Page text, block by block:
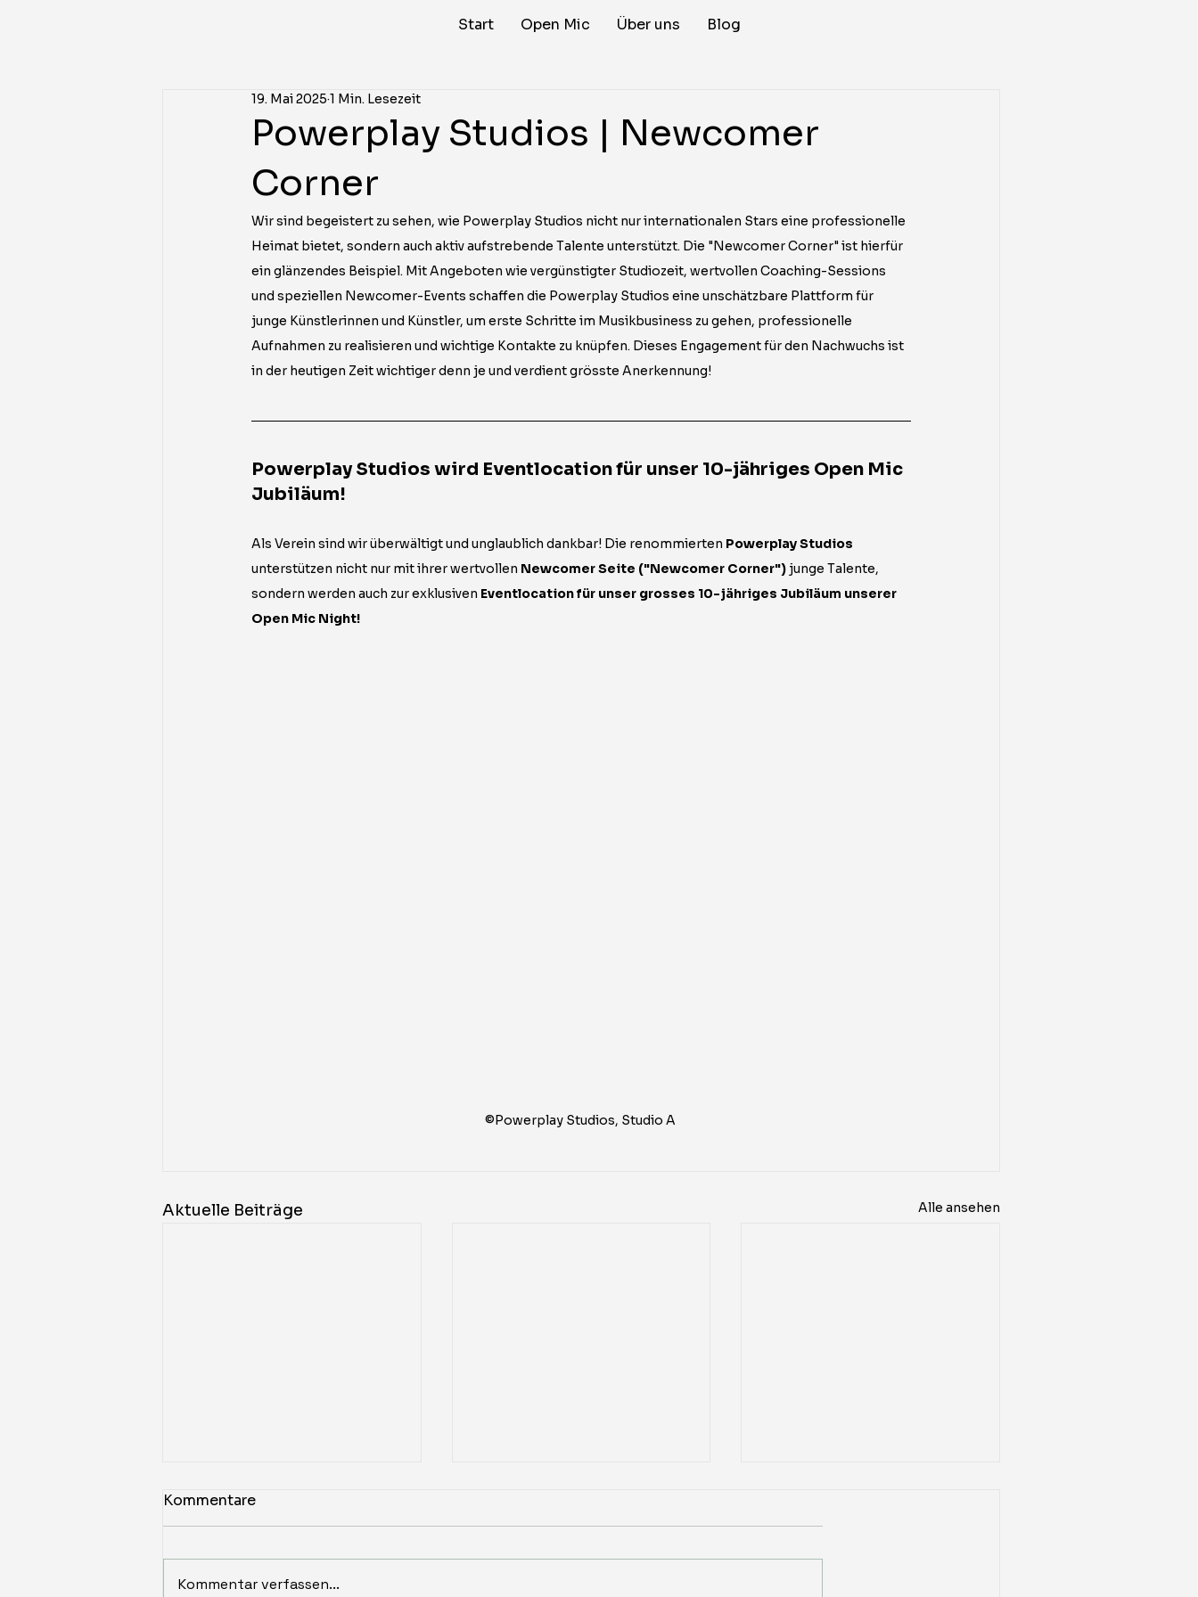
Start Open Mic Über uns Blog
Powerplay Studios | Newcomer
Corner
19. Mai 2025 1 Min. Lesezeit
Wir sind begeistert zu sehen, wie Powerplay Studios nicht nur internationalen Stars eine professionelle
Heimat bietet, sondern auch aktiv aufstrebende Talente unterstützt. Die "Newcomer Corner" ist hierfür
ein glänzendes Beispiel. Mit Angeboten wie vergünstigter Studiozeit, wertvollen Coaching-Sessions
und speziellen Newcomer-Events schaffen die Powerplay Studios eine unschätzbare Plattform für
junge Künstlerinnen und Künstler, um erste Schritte im Musikbusiness zu gehen, professionelle
Aufnahmen zu realisieren und wichtige Kontakte zu knüpfen. Dieses Engagement für den Nachwuchs ist
in der heutigen Zeit wichtiger denn je und verdient grösste Anerkennung!
Powerplay Studios wird Eventlocation für unser 10-jähriges Open Mic
Jubiläum!
Als Verein sind wir überwältigt und unglaublich dankbar! Die renommierten Powerplay Studios
unterstützen nicht nur mit ihrer wertvollen Newcomer Seite ("Newcomer Corner") junge Talente,
sondern werden auch zur exklusiven Eventlocation für unser grosses 10-jähriges Jubiläum unserer
Open Mic Night!
©Powerplay Studios, Studio A
Aktuelle Beiträge Alle ansehen
Kommentare
Kommentar verfassen...